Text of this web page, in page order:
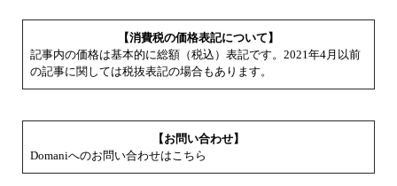
【消費税の価格表記について】
記事内の価格は基本的に総額（税込）表記です。2021年4月以前
の記事に関しては税抜表記の場合もあります。
【お問い合わせ】
Domaniへのお問い合わせはこちら